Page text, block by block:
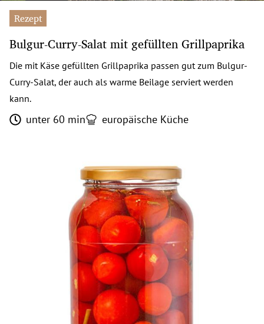
Rezept
Bulgur-Curry-Salat mit gefüllten Grillpaprika
Die mit Käse gefüllten Grillpaprika passen gut zum Bulgur-
Curry-Salat, der auch als warme Beilage serviert werden
kann.
unter 60 min europäische Küche